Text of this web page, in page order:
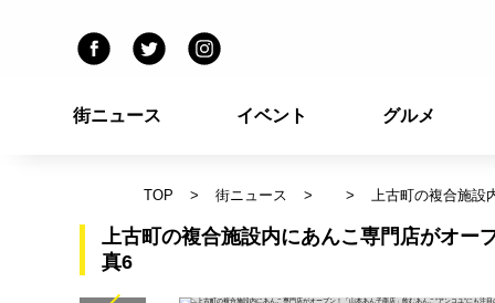
街ニュース イベント グルメ
TOP 街ニュース 上古町の複合施設
上古町の複合施設内にあんこ専門店がオー
真6